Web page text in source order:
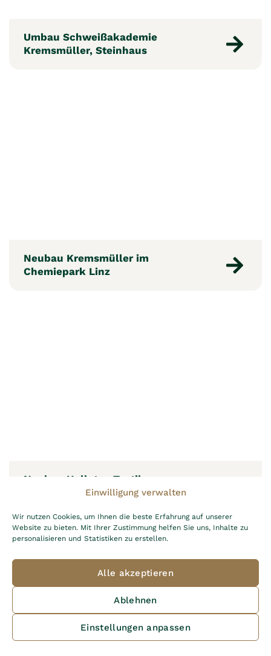
Einwilligung verwalten
Wir nutzen Cookies, um Ihnen die beste Erfahrung auf unserer
Website zu bieten. Mit Ihrer Zustimmung helfen Sie uns, Inhalte zu
personalisieren und Statistiken zu erstellen.
Alle akzeptieren
Ablehnen
Einstellungen anpassen
Umbau Schweißakademie
Kremsmüller, Steinhaus
Neubau Kremsmüller im
Chemiepark Linz
Neubau Hellatex Textil